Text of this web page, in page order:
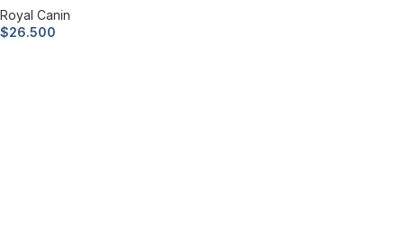
Royal Canin
$26.500